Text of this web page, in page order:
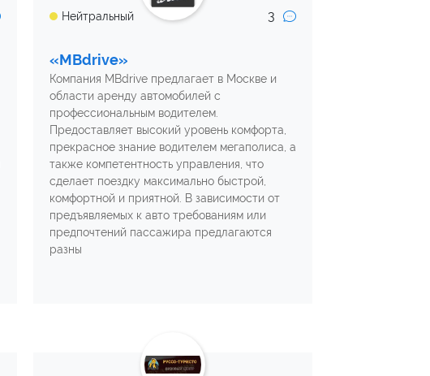
Нейтральный 3
«MBdrive»
Компания MBdrive предлагает в Москве и
области аренду автомобилей с
профессиональным водителем.
Предоставляет высокий уровень комфорта,
прекрасное знание водителем мегаполиса, а
также компетентность управления, что
сделает поездку максимально быстрой,
комфортной и приятной. В зависимости от
предъявляемых к авто требованиям или
предпочтений пассажира предлагаются
разны